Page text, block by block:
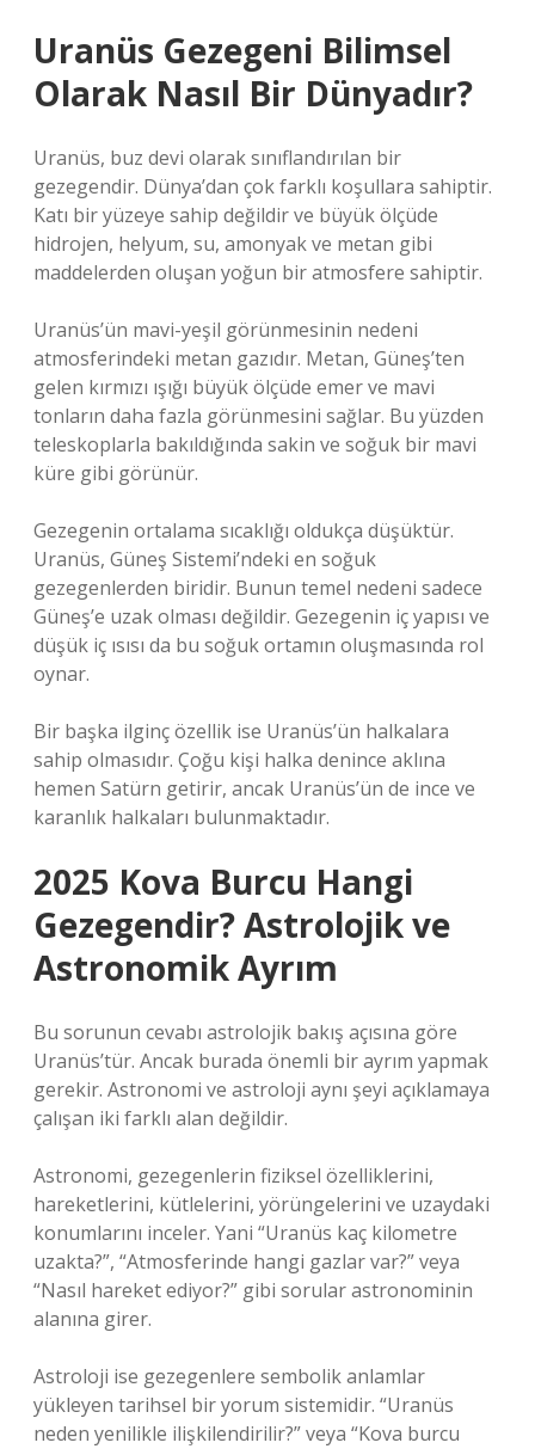
Uranüs Gezegeni Bilimsel
Olarak Nasıl Bir Dünyadır?
Uranüs, buz devi olarak sınıflandırılan bir
gezegendir. Dünya’dan çok farklı koşullara sahiptir.
Katı bir yüzeye sahip değildir ve büyük ölçüde
hidrojen, helyum, su, amonyak ve metan gibi
maddelerden oluşan yoğun bir atmosfere sahiptir.
Uranüs’ün mavi-yeşil görünmesinin nedeni
atmosferindeki metan gazıdır. Metan, Güneş’ten
gelen kırmızı ışığı büyük ölçüde emer ve mavi
tonların daha fazla görünmesini sağlar. Bu yüzden
teleskoplarla bakıldığında sakin ve soğuk bir mavi
küre gibi görünür.
Gezegenin ortalama sıcaklığı oldukça düşüktür.
Uranüs, Güneş Sistemi’ndeki en soğuk
gezegenlerden biridir. Bunun temel nedeni sadece
Güneş’e uzak olması değildir. Gezegenin iç yapısı ve
düşük iç ısısı da bu soğuk ortamın oluşmasında rol
oynar.
Bir başka ilginç özellik ise Uranüs’ün halkalara
sahip olmasıdır. Çoğu kişi halka denince aklına
hemen Satürn getirir, ancak Uranüs’ün de ince ve
karanlık halkaları bulunmaktadır.
2025 Kova Burcu Hangi
Gezegendir? Astrolojik ve
Astronomik Ayrım
Bu sorunun cevabı astrolojik bakış açısına göre
Uranüs’tür. Ancak burada önemli bir ayrım yapmak
gerekir. Astronomi ve astroloji aynı şeyi açıklamaya
çalışan iki farklı alan değildir.
Astronomi, gezegenlerin fiziksel özelliklerini,
hareketlerini, kütlelerini, yörüngelerini ve uzaydaki
konumlarını inceler. Yani “Uranüs kaç kilometre
uzakta?”, “Atmosferinde hangi gazlar var?” veya
“Nasıl hareket ediyor?” gibi sorular astronominin
alanına girer.
Astroloji ise gezegenlere sembolik anlamlar
yükleyen tarihsel bir yorum sistemidir. “Uranüs
neden yenilikle ilişkilendirilir?” veya “Kova burcu